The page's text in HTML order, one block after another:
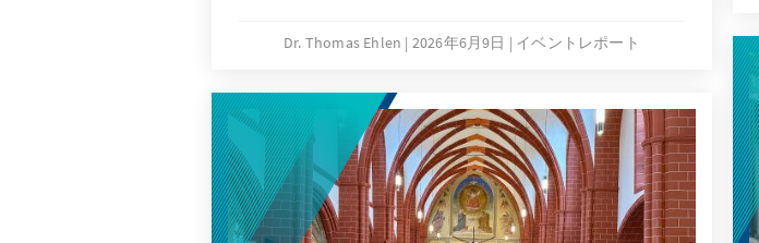
der Öffentlichkeitsarbeit: Praxisnahe Einblicke für
Dr. Thomas Ehlen 2026年6月9日 イベントレポート